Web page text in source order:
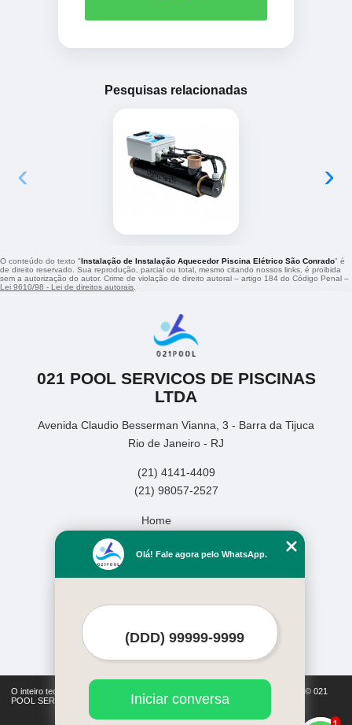
Pesquisas relacionadas
‹ ›
O conteúdo do texto " Instalação de Instalação Aquecedor Piscina Elétrico São Conrado" é
de direito reservado. Sua reprodução, parcial ou total, mesmo citando nossos links, é proibida
sem a autorização do autor. Crime de violação de direito autoral – artigo 184 do Código Penal –
Lei 9610/98 - Lei de direitos autorais.
021 POOL SERVICOS DE PISCINAS
LTDA
Avenida Claudio Besserman Vianna, 3 - Barra da Tijuca
Rio de Janeiro - RJ
(21) 4141-4409
(21) 98057-2527
Home
Missão
O inteiro teor deste site está sujeito à proteção de direitos autorais. Copyright© 021
POOL SERVICOS DE PISCINAS LTDA (Lei 9610 de 19/02/1998)
Olá! Fale agora pelo WhatsApp.
Iniciar conversa